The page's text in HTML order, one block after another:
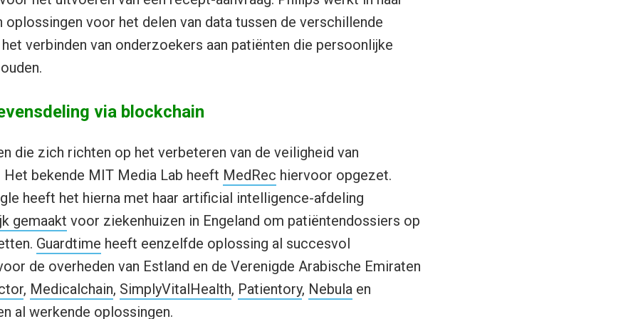
oplossingen voor het delen van data tussen de verschillende
verbinden van onderzoekers aan patiënten die persoonlijke
via blockchain
die zich richten op het verbeteren van de veiligheid van
Het bekende MIT Media Lab heeft MedRec hiervoor opgezet.
heeft het hierna met haar artificial intelligence-afdeling
gemaakt voor ziekenhuizen in Engeland om patiëntendossiers op
Guardtime heeft eenzelfde oplossing al succesvol
de overheden van Estland en de Verenigde Arabische Emiraten
, Medicalchain, SimplyVitalHealth, Patientory, Nebulaen
al werkende oplossingen.